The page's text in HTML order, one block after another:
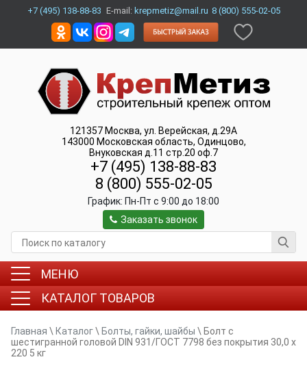
+7 (495) 138-88-83 E-mail: krepmetiz@mail.ru 8 (800) 555-02-05
121357 Москва, ул. Верейская, д.29А
143000 Московская область, Одинцово,
Внуковская д.11 стр.20 оф.7
+7 (495) 138-88-83
8 (800) 555-02-05
График: Пн-Пт c 9:00 до 18:00
Заказать звонок
МЕНЮ
КАТАЛОГ ТОВАРОВ
Главная \ Каталог\ Болты, гайки, шайбы \ Болт с
шестигранной головой DIN 931/ГОСТ 7798 без покрытия 30,0 х
220 5 кг